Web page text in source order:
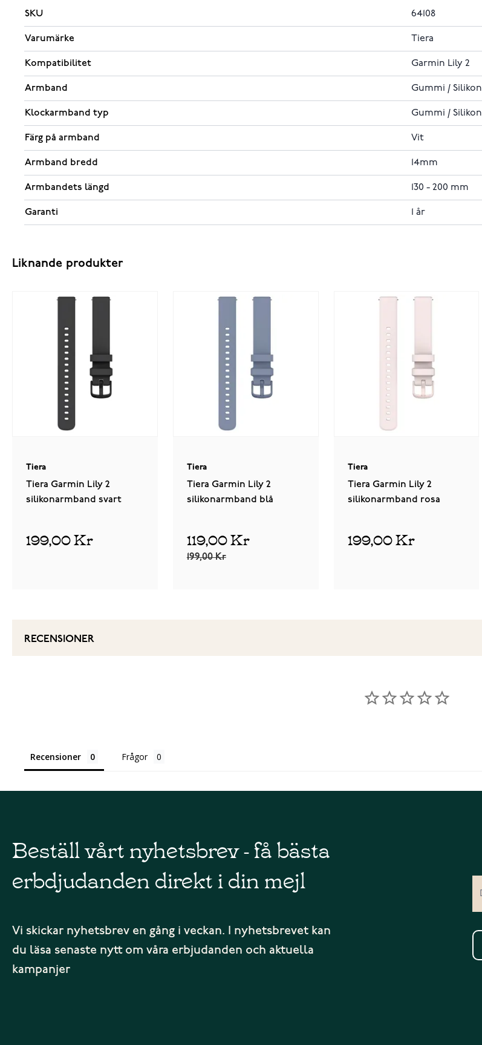
SKU 64108
Varumärke Tiera
Kompatibilitet Garmin Lily 2
Armband Gummi / Silikon
Klockarmband typ Gummi / Silikon
Färg på armband Vit
Armband bredd 14mm
Armbandets längd 130 - 200 mm
Garanti 1 år
Liknande produkter
Tiera
Tiera Garmin Lily 2
silikonarmband svart
199,00 Kr
Tiera
Tiera Garmin Lily 2
silikonarmband blå
119,00 Kr
199,00 Kr
Tiera
Tiera Garmin Lily 2
silikonarmband rosa
199,00 Kr
RECENSIONER
Recensioner Frågor
Beställ vårt nyhetsbrev - få bästa
erbdjudanden direkt i din mejl
Vi skickar nyhetsbrev en gång i veckan. I nyhetsbrevet kan
du läsa senaste nytt om våra erbjudanden och aktuella
kampanjer